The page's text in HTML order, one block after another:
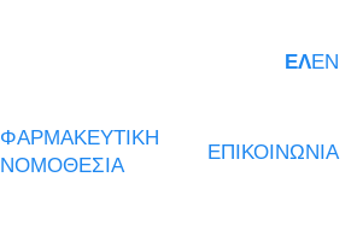
ΕΛEN
ΦΑΡΜΑΚΕΥΤΙΚΗ
ΝΟΜΟΘΕΣΙΑ
ΕΠΙΚΟΙΝΩΝΙΑ